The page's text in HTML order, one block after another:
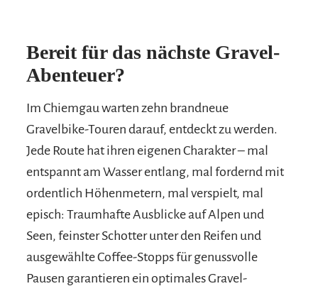
Bereit für das nächste Gravel-
Abenteuer?
Im Chiemgau warten zehn brandneue
Gravelbike-Touren darauf, entdeckt zu werden.
Jede Route hat ihren eigenen Charakter – mal
entspannt am Wasser entlang, mal fordernd mit
ordentlich Höhenmetern, mal verspielt, mal
episch: Traumhafte Ausblicke auf Alpen und
Seen, feinster Schotter unter den Reifen und
ausgewählte Coffee-Stopps für genussvolle
Pausen garantieren ein optimales Gravel-